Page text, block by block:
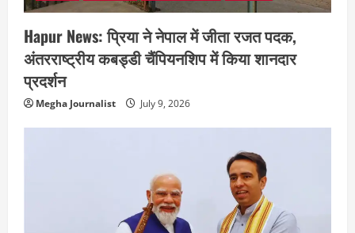
Hapur News: प्रिया ने नेपाल में जीता रजत पदक,
अंतरराष्ट्रीय कबड्डी चैंपियनशिप में किया शानदार
प्रदर्शन
Megha Journalist July 9, 2026